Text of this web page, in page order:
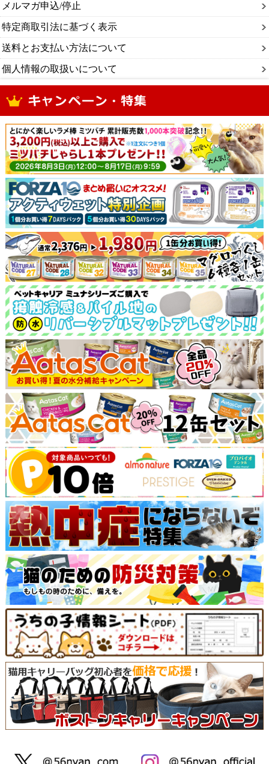
メルマガ申込/停止
特定商取引法に基づく表示
送料とお支払い方法について
個人情報の取扱いについて